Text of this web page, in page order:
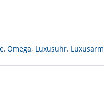
, Omega, Luxusuhr,